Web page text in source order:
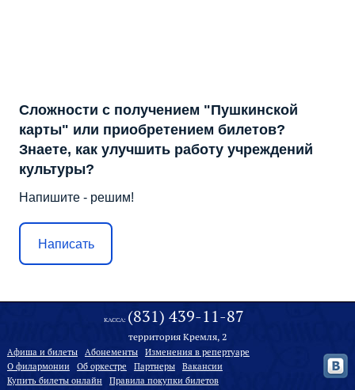
Сложности с получением "Пушкинской
карты" или приобретением билетов?
Знаете, как улучшить работу учреждений
культуры?
Напишите - решим!
Написать
КАССА: (831) 439-11-87
территория Кремля, 2
Афиша и билеты Абонементы
Изменения в репертуаре
О филармонии
Oб оркестре Партнеры
Вакансии
Купить билеты онлайн
Правила покупки билетов